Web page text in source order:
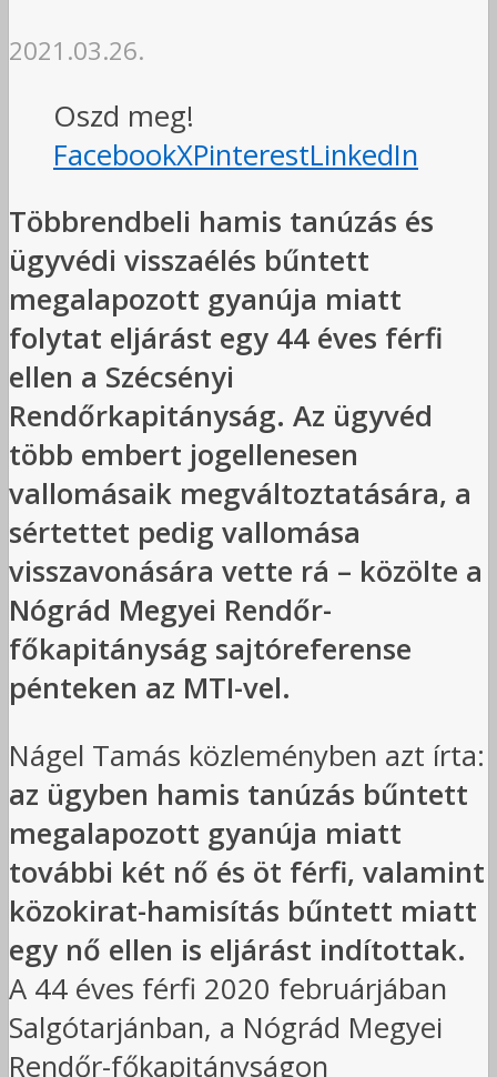
2021.03.26.
Oszd meg!
FacebookXPinterestLinkedIn
Többrendbeli hamis tanúzás és
ügyvédi visszaélés bűntett
megalapozott gyanúja miatt
folytat eljárást egy 44 éves férfi
ellen a Szécsényi
Rendőrkapitányság. Az ügyvéd
több embert jogellenesen
vallomásaik megváltoztatására, a
sértettet pedig vallomása
visszavonására vette rá – közölte a
Nógrád Megyei Rendőr-
főkapitányság sajtóreferense
pénteken az MTI-vel.
Nágel Tamás közleményben azt írta:
az ügyben hamis tanúzás bűntett
megalapozott gyanúja miatt
további két nő és öt férfi, valamint
közokirat-hamisítás bűntett miatt
egy nő ellen is eljárást indítottak.
A 44 éves férfi 2020 februárjában
Salgótarjánban, a Nógrád Megyei
Rendőr-főkapitányságon